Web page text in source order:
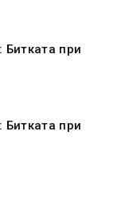
Битката при
Битката при